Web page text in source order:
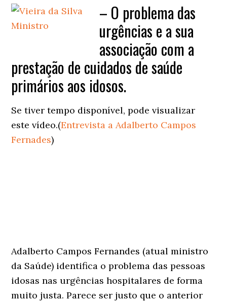
– O problema das
urgências e a sua
associação com a
prestação de cuidados de saúde
primários aos idosos.
Se tiver tempo disponível, pode visualizar
este vídeo.(Entrevista a Adalberto Campos
Fernades)
Adalberto Campos Fernandes (atual ministro
da Saúde) identifica o problema das pessoas
idosas nas urgências hospitalares de forma
muito justa. Parece ser justo que o anterior